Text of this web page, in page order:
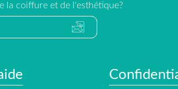
la coiffure et de l'esthétique?